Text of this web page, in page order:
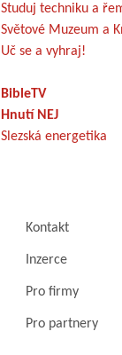
Studuj techniku a
Světové Muzeum a
Uč se a vyhraj!
BibleTV
Hnutí NEJ
Slezská energetika
Kontakt
Inzerce
Pro firmy
Pro partnery